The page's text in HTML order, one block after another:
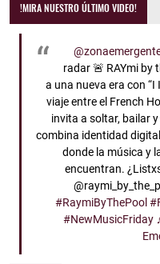
!MIRA NUESTRO ÚLTIMO VIDEO!
radar 🚨 RAYmi by
a una nueva era con “I
viaje entre el French
invita a soltar, bailar
combina identidad
donde la música y
encuentran.
#RaymiByThePool
#NewMusicFriday